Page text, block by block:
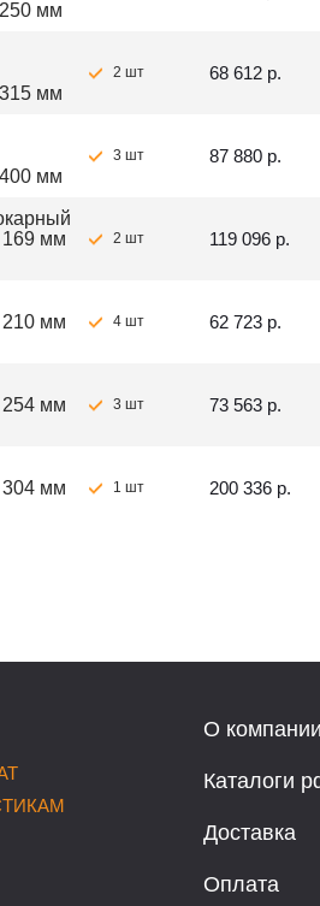
мм
мм
2 шт 68 612 р.
мм
3 шт 87 880 р.
169 мм
2 шт 119 096 р.
210 мм
4 шт 62 723 р.
254 мм
3 шт 73 563 р.
304 мм
1 шт 200 336 р.
О компании
Каталоги
Доставка
Оплата